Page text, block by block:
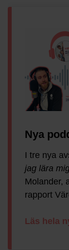
Nya
I tre nya
jag lära
Molander,
rapport
Läs hela